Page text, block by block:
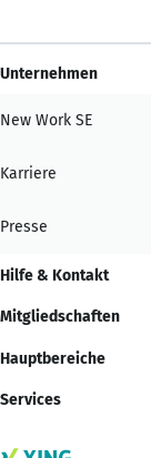
Unternehmen
New Work SE
Karriere
Presse
Hilfe & Kontakt
Mitgliedschaften
Hauptbereiche
Services